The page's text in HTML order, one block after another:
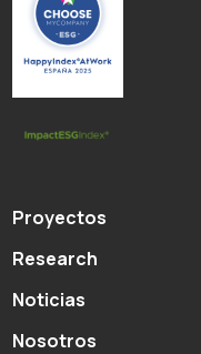
Proyectos
Research
Noticias
Nosotros